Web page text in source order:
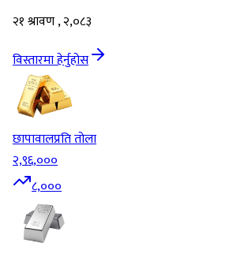
२१ श्रावण , २,०८३
विस्तारमा हेर्नुहोस
छापावालप्रति तोला
२,९६,०००
८,०००